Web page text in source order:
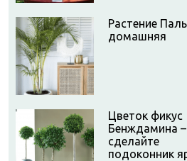
Растение
домашняя
Цветок фикус
Бенждамина –
сделайте
подоконник